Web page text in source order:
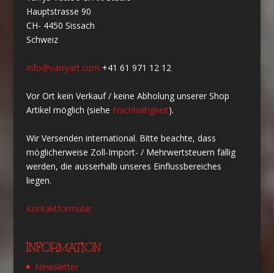
Hauptstrasse 90
CH- 4450 Sissach
Schweiz
info@varryart.com +41 61 971 12 12
Vor Ort kein Verkauf / keine Abholung unserer Shop
Artikel möglich (siehe Nachhaltigkeit).
Wir Versenden international. Bitte beachte, dass
möglicherweise Zoll-Import- / Mehrwertsteuern fällig
werden, die ausserhalb unseres Einflussbereiches
liegen.
Kontaktformular
INFORMATION
Newsletter